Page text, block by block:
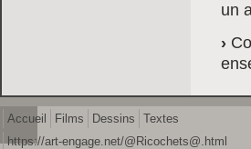
un
Accueil Films Dessins
Textes
https://art-engage.net/@Ricochets@.html